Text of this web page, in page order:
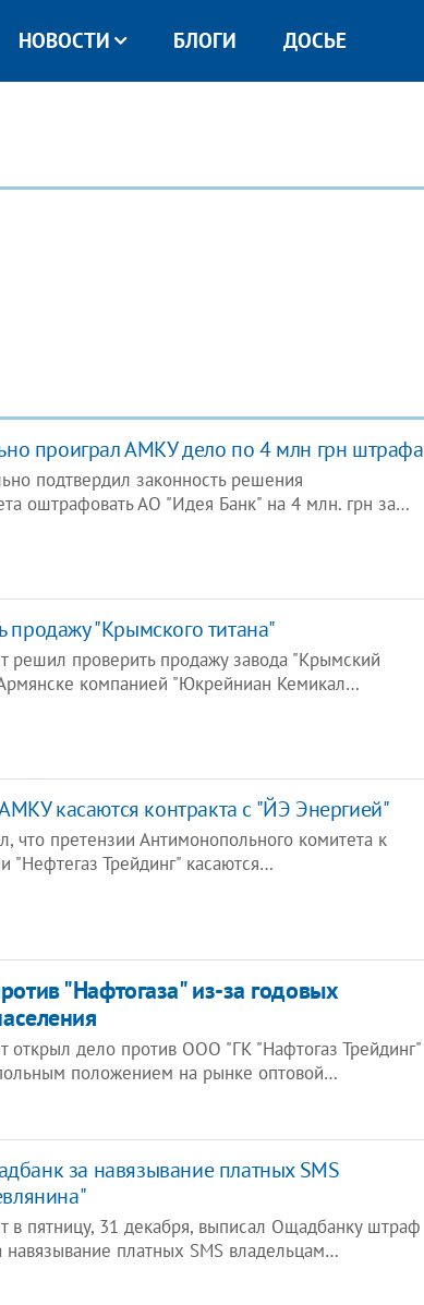
НОВОСТИ БЛОГИ ДОСЬЕ
проиграл АМКУ дело по 4 млн грн штрафа
подтвердил законность решения
оштрафовать АО "Идея Банк" на 4 млн. грн за…
"Крымского титана"
решил проверить продажу завода "Крымский
компанией "Юкрейниан Кемикал…
касаются контракта с "ЙЭ Энергией"
что претензии Антимонопольного комитета к
"Нефтегаз Трейдинг" касаются…
"Нафтогаза" из-за годовых
открыл дело против ООО "ГК "Нафтогаз Трейдинг"
положением на рынке оптовой…
за навязывание платных SMS
в пятницу, 31 декабря, выписал Ощадбанку штраф
навязывание платных SMS владельцам…